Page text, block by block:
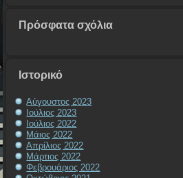
Πρόσφατα σχόλια
Ιστορικό
Αύγουστος 2023
Ιούλιος 2023
Ιούλιος 2022
Μάιος 2022
Απρίλιος 2022
Μάρτιος 2022
Φεβρουάριος 2022